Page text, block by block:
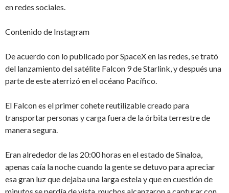
en redes sociales.
Contenido de Instagram
De acuerdo con lo publicado por SpaceX en las redes, se trató
del lanzamiento del satélite Falcon 9 de Starlink, y después una
parte de este aterrizó en el océano Pacífico.
El Falcon es el primer cohete reutilizable creado para
transportar personas y carga fuera de la órbita terrestre de
manera segura.
Eran alrededor de las 20:00 horas en el estado de Sinaloa,
apenas caía la noche cuando la gente se detuvo para apreciar
esa gran luz que dejaba una larga estela y que en cuestión de